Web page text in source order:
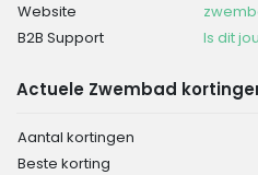
Website
B2B Support
Is dit
Actuele Zwembad
Aantal kortingen
Beste korting